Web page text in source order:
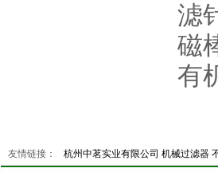
滤
磁
有
友情链接： 杭州中茗实业有限公司 机械过滤器